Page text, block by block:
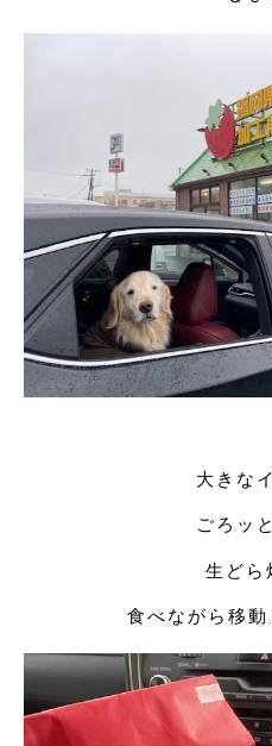
大きな
ごろッ
生どら
食べながら移